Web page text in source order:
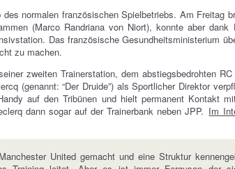
normalen französischen Spielbetriebs. Am Freitag
(Marco Randriana von Niort), konnte aber dank
Das französische Gesundheitsministerium
zu machen.
zweiten Trainerstation, dem abstiegsbedrohten
(genannt: “Der Druide”) als Sportlicher Direktor
auf den Tribünen und hielt permanent Kontakt
dann sogar auf der Trainerbank neben JPP. Im
United gemacht und eine Struktur